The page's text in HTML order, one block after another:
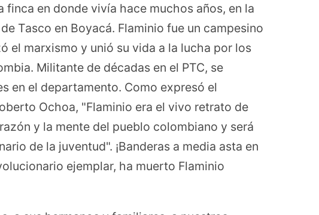
finca en donde vivía hace muchos años, en la
Tasco en Boyacá. Flaminio fue un campesino
el marxismo y unió su vida a la lucha por los
Militante de décadas en el PTC, se
en el departamento. Como expresó el
Ochoa, "Flaminio era el vivo retrato de
y la mente del pueblo colombiano y será
de la juventud". ¡Banderas a media asta en
ejemplar, ha muerto Flaminio